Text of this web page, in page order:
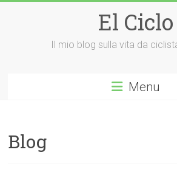
El Ciclo
Il mio blog sulla vita da
Menu
Blog